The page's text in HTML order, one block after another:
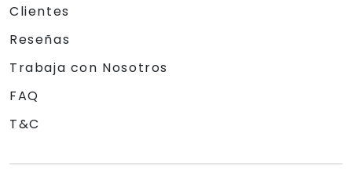
Clientes
Reseñas
Trabaja con Nosotros
FAQ
T&C